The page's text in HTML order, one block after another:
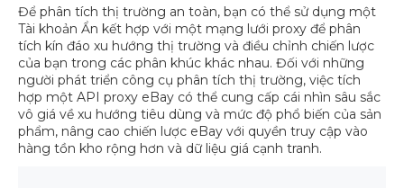
Để phân tích thị trường an toàn, bạn có thể sử dụng một
Tài khoản Ẩn kết hợp với một mạng lưới proxy để phân
tích kín đáo xu hướng thị trường và điều chỉnh chiến lược
của bạn trong các phân khúc khác nhau. Đối với những
người phát triển công cụ phân tích thị trường, việc tích
hợp một API proxy eBay có thể cung cấp cái nhìn sâu sắc
vô giá về xu hướng tiêu dùng và mức độ phổ biến của sản
phẩm, nâng cao chiến lược eBay với quyền truy cập vào
hàng tồn kho rộng hơn và dữ liệu giá cạnh tranh.